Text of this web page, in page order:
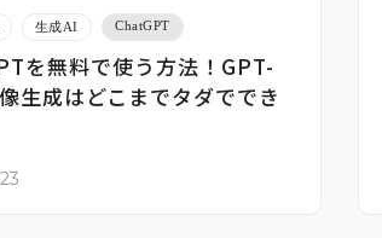
生成AI ChatGPT
を無料で使う方法！GPT-
生成はどこまでタダででき